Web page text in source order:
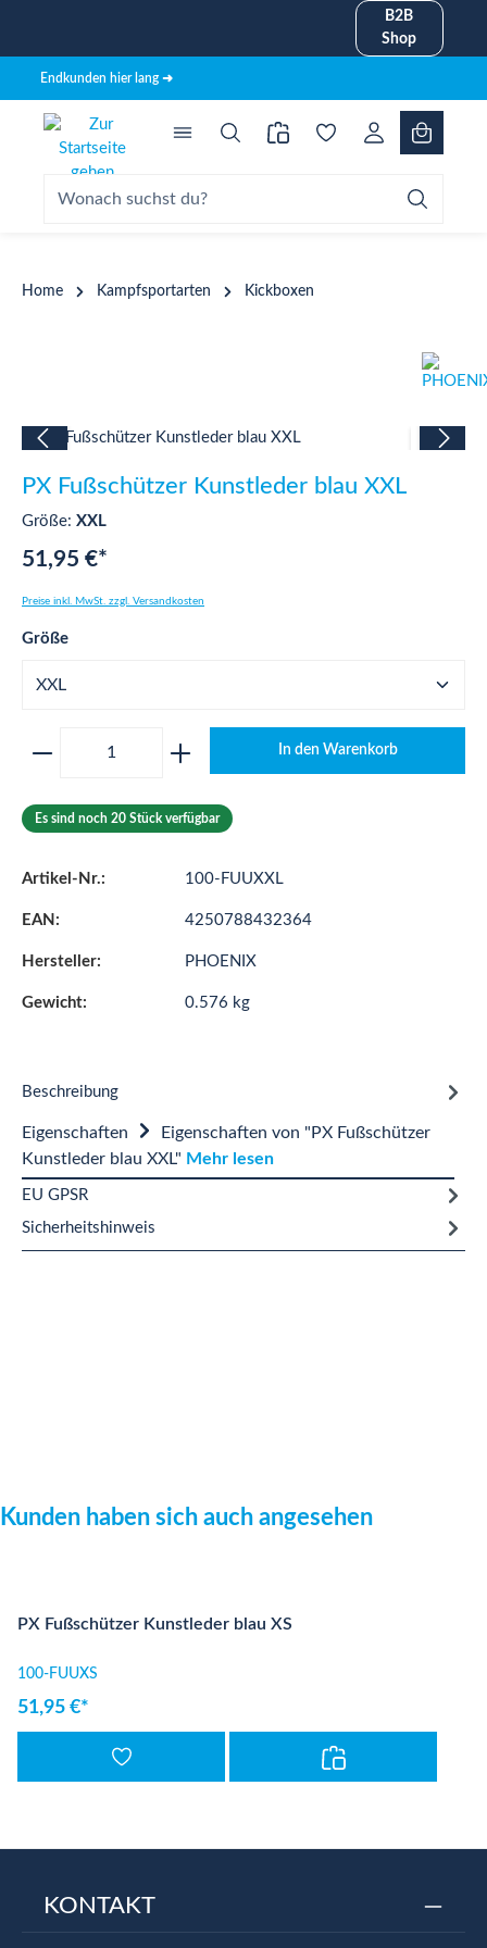
B2B
Shop
Endkunden hier lang ➜
Home Kampfsportarten Kickboxen
Bildergalerie überspringen
PX Fußschützer Kunstleder blau XXL
Größe: XXL
51,95 €*
Preise inkl. MwSt. zzgl. Versandkosten
Größeauswählen
Produkt Anzahl: Gib den gewünschten
In den Warenkorb
Es sind noch 20 Stück verfügbar
Artikel-Nr.: 100-FUUXXL
EAN: 4250788432364
Hersteller: PHOENIX
Gewicht: 0.576 kg
Beschreibung
Eigenschaften
Eigenschaften von "PX Fußschützer
Kunstleder blau XXL" Mehr lesen
EU GPSR
Sicherheitshinweis
Produktgalerie überspringen
Kunden haben sich auch angesehen
PX Fußschützer Kunstleder blau XS
100-FUUXS
51,95 €*
KONTAKT